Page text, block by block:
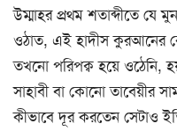
উম্মাহর প্রথম শতাব্দীতে যে
ওঠাত, এই হাদীস কুরআনের
তখনো পরিপক্ব হয়ে ওঠেনি,
সাহাবী বা কোনো তাবেয়ীর
কীভাবে দূর করতেন সেটাও